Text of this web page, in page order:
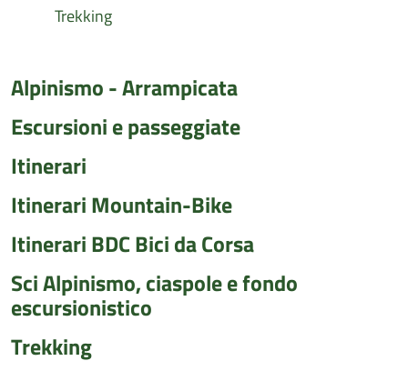
Trekking
Alpinismo - Arrampicata
Escursioni e passeggiate
Itinerari
Itinerari Mountain-Bike
Itinerari BDC Bici da Corsa
Sci Alpinismo, ciaspole e fondo
escursionistico
Trekking